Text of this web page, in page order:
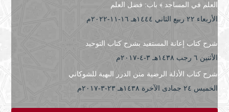
العلم في المساجد ﴾ باب: فضل العلم
الأربعاء ۲۲ ربيع الثاني ۱٤٤٤هـ ۱٦-۱۱-۲۰۲۲م
شرح كتاب إعانة المستفيد بشرح كتاب التوحيد
الأثنين ٦ رجب ۱٤۳۸هـ ۳-٤-۲۰۱۷م
شرح كتاب الأدلة الرضية متن الدرر البهية للشوكاني
الخميس ۲٤ جمادى الآخرة ۱٤۳۸هـ ۲۳-۳-۲۰۱۷م